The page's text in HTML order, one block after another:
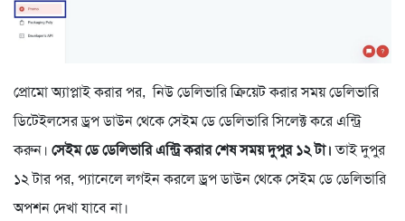
প্রোমো অ্যাপ্লাই করার পর, নিউ ডেলিভারি ক্রিয়েট করার সময় ডেলিভারি
ডিটেইলসের ড্রপ ডাউন থেকে সেইম ডে ডেলিভারি সিলেক্ট করে এন্ট্রি
করুন। সেইম ডে ডেলিভারি এন্ট্রি করার শেষ সময় দুপুর ১২ টা।তাই দুপুর
১২ টার পর, প্যানেলে লগইন করলে ড্রপ ডাউন থেকে সেইম ডে ডেলিভারি
অপশন দেখা যাবে না।